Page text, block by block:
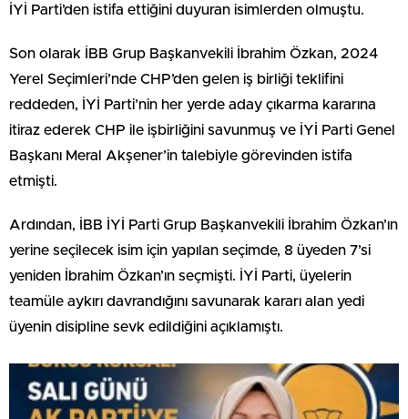
İYİ Parti’den istifa ettiğini duyuran isimlerden olmuştu.
Son olarak İBB Grup Başkanvekili İbrahim Özkan, 2024
Yerel Seçimleri’nde CHP’den gelen iş birliği teklifini
reddeden, İYİ Parti’nin her yerde aday çıkarma kararına
itiraz ederek CHP ile işbirliğini savunmuş ve İYİ Parti Genel
Başkanı Meral Akşener’in talebiyle görevinden istifa
etmişti.
Ardından, İBB İYİ Parti Grup Başkanvekili İbrahim Özkan’ın
yerine seçilecek isim için yapılan seçimde, 8 üyeden 7’si
yeniden İbrahim Özkan’ın seçmişti. İYİ Parti, üyelerin
teamüle aykırı davrandığını savunarak kararı alan yedi
üyenin disipline sevk edildiğini açıklamıştı.